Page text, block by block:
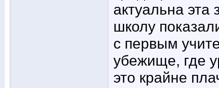
актуальна
школу
с первым
убежище, где
это крайне